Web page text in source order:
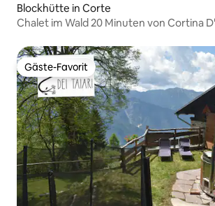
Blockhütte in Corte
Chalet im Wald 20 Minuten von Cortina
Gäste-Favorit
Gäste-Favorit